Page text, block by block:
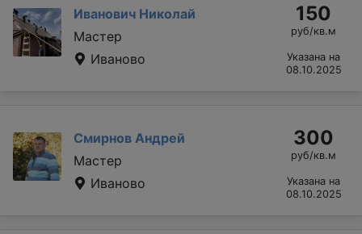
Иванович Николай
Мастер
Иваново
150
руб/кв.м
Указана на
08.10.2025
Смирнов Андрей
Мастер
Иваново
300
руб/кв.м
Указана на
08.10.2025